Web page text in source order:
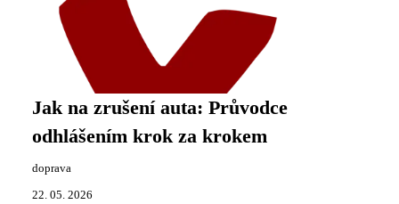
Jak na zrušení auta: Průvodce
odhlášením krok za krokem
doprava
22. 05. 2026